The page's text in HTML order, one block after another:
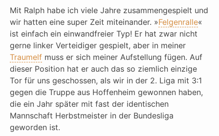
Mit Ralph habe ich viele Jahre zusammengespielt und
wir hatten eine super Zeit miteinander. »Felgenralle«
ist einfach ein einwandfreier Typ! Er hat zwar nicht
gerne linker Verteidiger gespielt, aber in meiner
Traumelf muss er sich meiner Aufstellung fügen. Auf
dieser Position hat er auch das so ziemlich einzige
Tor für uns geschossen, als wir in der 2. Liga mit 3:1
gegen die Truppe aus Hoffenheim gewonnen haben,
die ein Jahr später mit fast der identischen
Mannschaft Herbstmeister in der Bundesliga
geworden ist.